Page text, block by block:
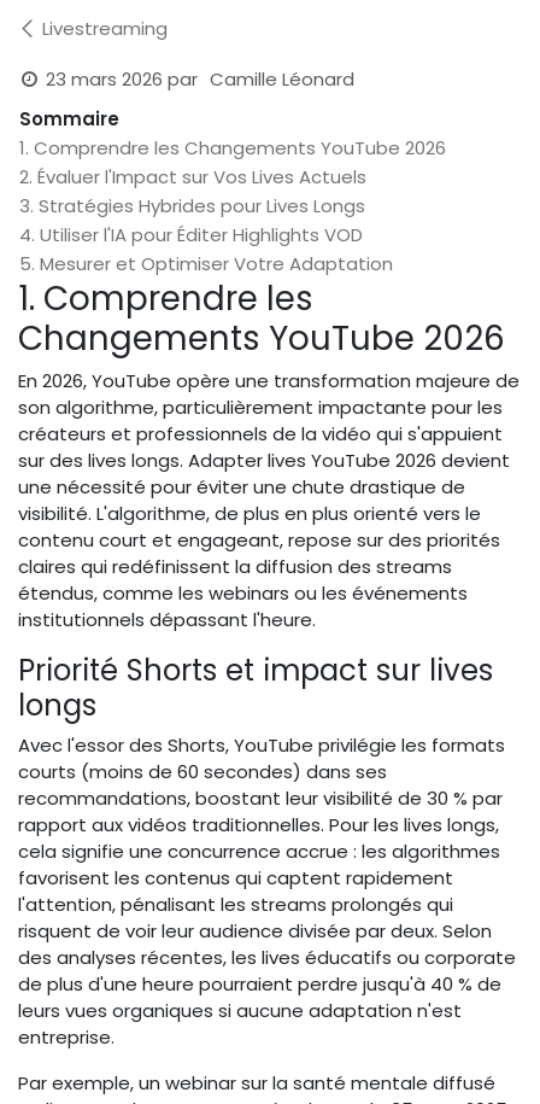
Livestreaming
23 mars 2026 par Camille Léonard
Sommaire
1. Comprendre les Changements YouTube 2026
2. Évaluer l'Impact sur Vos Lives Actuels
3. Stratégies Hybrides pour Lives Longs
4. Utiliser l'IA pour Éditer Highlights VOD
5. Mesurer et Optimiser Votre Adaptation
1. Comprendre les
Changements YouTube 2026
En 2026, YouTube opère une transformation majeure de
son algorithme, particulièrement impactante pour les
créateurs et professionnels de la vidéo qui s'appuient
sur des lives longs. Adapter lives YouTube 2026 devient
une nécessité pour éviter une chute drastique de
visibilité. L'algorithme, de plus en plus orienté vers le
contenu court et engageant, repose sur des priorités
claires qui redéfinissent la diffusion des streams
étendus, comme les webinars ou les événements
institutionnels dépassant l'heure.
Priorité Shorts et impact sur lives
longs
Avec l'essor des Shorts, YouTube privilégie les formats
courts (moins de 60 secondes) dans ses
recommandations, boostant leur visibilité de 30 % par
rapport aux vidéos traditionnelles. Pour les lives longs,
cela signifie une concurrence accrue : les algorithmes
favorisent les contenus qui captent rapidement
l'attention, pénalisant les streams prolongés qui
risquent de voir leur audience divisée par deux. Selon
des analyses récentes, les lives éducatifs ou corporate
de plus d'une heure pourraient perdre jusqu'à 40 % de
leurs vues organiques si aucune adaptation n'est
entreprise.
Par exemple, un webinar sur la santé mentale diffusé